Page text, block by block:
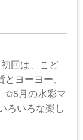
回は、こど
ヨーヨー、
✩5月の水彩マ
ろいろな楽し